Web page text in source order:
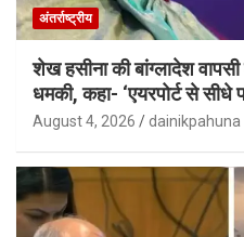
अंतर्राष्ट्रीय
शेख हसीना की बांग्लादेश
धमकी, कहा- ‘एयरपोर्ट से सीधे
August 4, 2026 dainikpahuna